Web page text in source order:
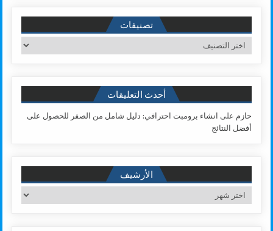
تصنيفات
تصنيفات
أحدث التعليقات
حازم على انشاء برومبت احترافي: دليل شامل من الصفر للحصول على
أفضل النتائج
الأرشيف
الأرشيف